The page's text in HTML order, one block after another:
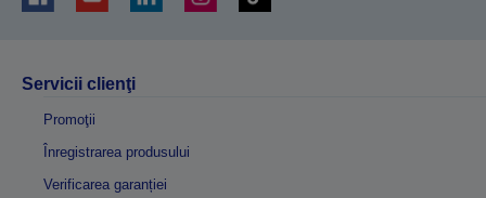
Servicii clienţi
Promoţii
Înregistrarea produsului
Verificarea garanției